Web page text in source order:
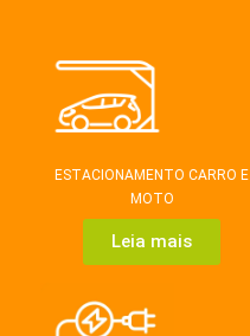
ESTACIONAMENTO CARRO E
MOTO
Leia mais